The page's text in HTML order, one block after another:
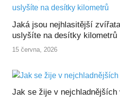
Jaká jsou nejhlasitější
uslyšíte na desítky kilometrů
15 června, 2026
Jak se žije v